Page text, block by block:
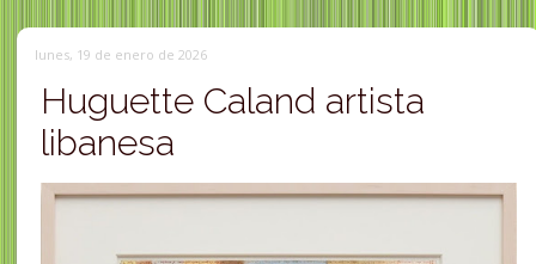
lunes, 19 de enero de 2026
Huguette Caland artista
libanesa